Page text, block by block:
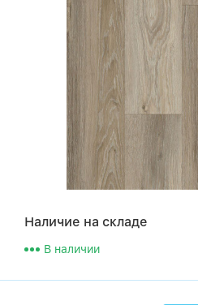
Наличие на складе
В наличии